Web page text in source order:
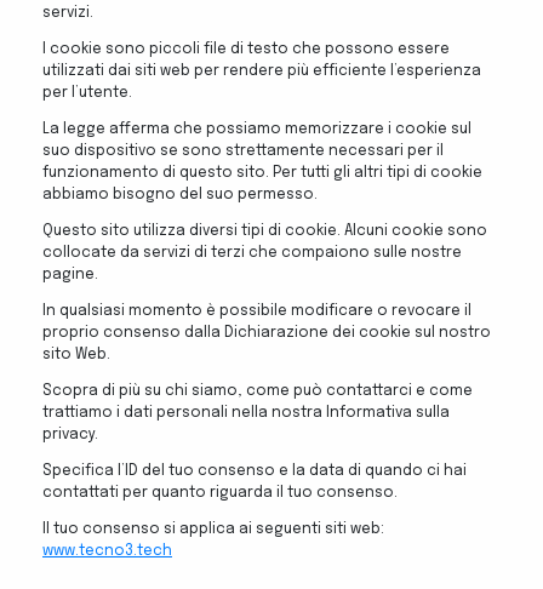
servizi.
I cookie sono piccoli file di testo che possono essere
utilizzati dai siti web per rendere più efficiente l’esperienza
per l’utente.
La legge afferma che possiamo memorizzare i cookie sul
suo dispositivo se sono strettamente necessari per il
funzionamento di questo sito. Per tutti gli altri tipi di cookie
abbiamo bisogno del suo permesso.
Questo sito utilizza diversi tipi di cookie. Alcuni cookie sono
collocate da servizi di terzi che compaiono sulle nostre
pagine.
In qualsiasi momento è possibile modificare o revocare il
proprio consenso dalla Dichiarazione dei cookie sul nostro
sito Web.
Scopra di più su chi siamo, come può contattarci e come
trattiamo i dati personali nella nostra Informativa sulla
privacy.
Specifica l’ID del tuo consenso e la data di quando ci hai
contattati per quanto riguarda il tuo consenso.
Il tuo consenso si applica ai seguenti siti web:
www.tecno3.tech